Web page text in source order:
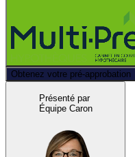
Obtenez votre pré-approbation
Présenté par
Équipe Caron